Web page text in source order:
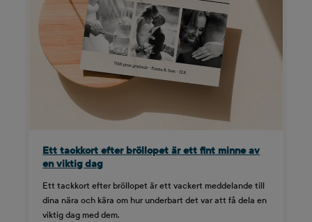
Ett tackkort efter bröllopet är ett fint minne av
en viktig dag
Ett tackkort efter bröllopet är ett vackert meddelande till
dina nära och kära om hur underbart det var att få dela en
viktig dag med dem.